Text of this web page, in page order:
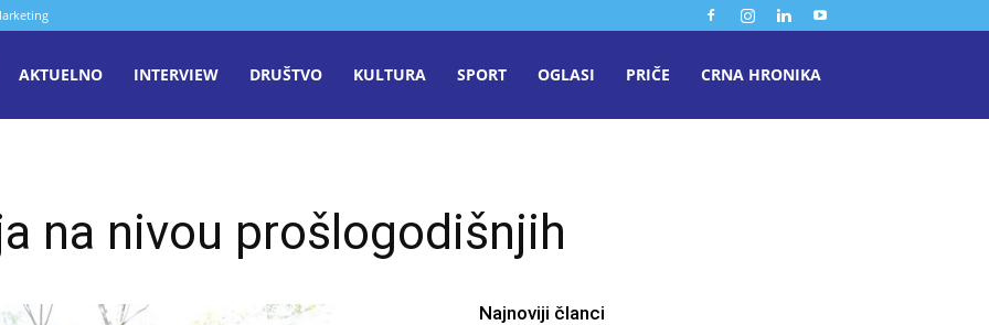
AKTUELNO INTERVIEW DRUŠTVO KULTURA SPORT OGLASI PRIČE CRNA HRONIKA
na nivou prošlogodišnjih
Najnoviji članci